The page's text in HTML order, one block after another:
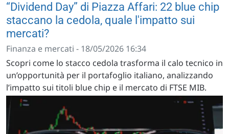
“Dividend Day” di Piazza Affari: 22 blue chip
staccano la cedola, quale l'impatto sui
mercati?
Finanza e mercati - 18/05/2026 16:34
Scopri come lo stacco cedola trasforma il calo tecnico in
un’opportunità per il portafoglio italiano, analizzando
l’impatto sui titoli blue chip e il mercato di FTSE MIB.